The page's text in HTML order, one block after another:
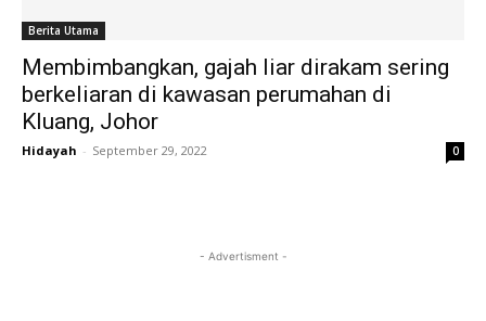
Berita Utama
Membimbangkan, gajah liar dirakam sering
berkeliaran di kawasan perumahan di
Kluang, Johor
Hidayah - September 29, 2022 0
- Advertisment -